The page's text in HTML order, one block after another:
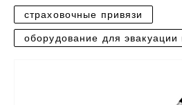
страховочные привязи
оборудование для эвакуации